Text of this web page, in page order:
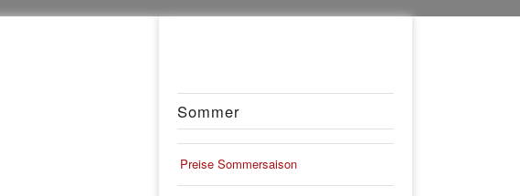
Sommer
Preise Sommersaison